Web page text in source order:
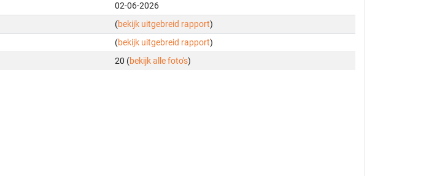
02-06-2026
(bekijk uitgebreid rapport)
(bekijk uitgebreid rapport)
20 (bekijk alle foto's)